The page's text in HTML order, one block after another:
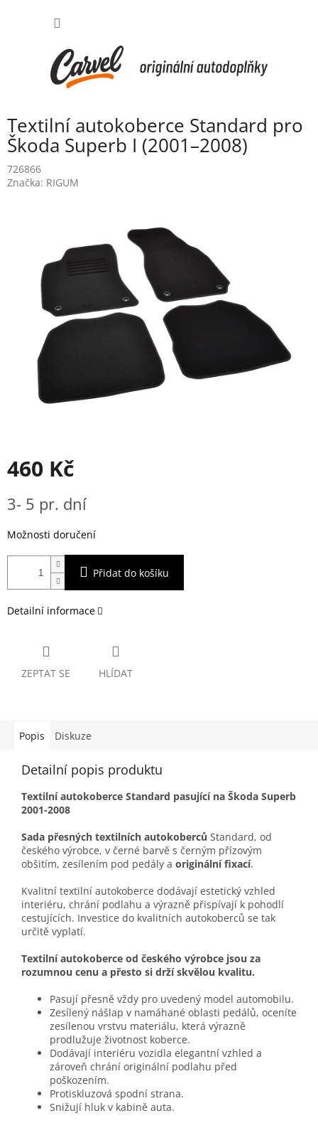
Textilní autokoberce Standard pro
Škoda Superb I (2001–2008)
726866
Značka: RIGUM
460 Kč
cena:
3- 5 pr. dní
Možnosti doručení
Přidat do košíku
Detailní informace
ZEPTAT SE HLÍDAT
Popis Diskuze
Detailní popis produktu
Textilní autokoberce Standard pasující na Škoda Superb
2001-2008
Sada přesných textilních autokoberců Standard, od
českého výrobce, v černé barvě s černým přízovým
obšitím, zesílením pod pedály a originální fixací.
Kvalitní textilní autokoberce dodávají estetický vzhled
interiéru, chrání podlahu a výrazně přispívají k pohodlí
cestujících. Investice do kvalitních autokoberců se tak
určitě vyplatí.
Textilní autokoberce od českého výrobce jsou za
rozumnou cenu a přesto si drží skvělou kvalitu.
Pasují přesně vždy pro uvedený model automobilu.
Zesílený nášlap v namáhané oblasti pedálů, oceníte
zesílenou vrstvu materiálu, která výrazně
prodlužuje životnost koberce.
Dodávají interiéru vozidla elegantní vzhled a
zároveň chrání originální podlahu před
poškozením.
Protiskluzová spodní strana.
Snižují hluk v kabině auta.